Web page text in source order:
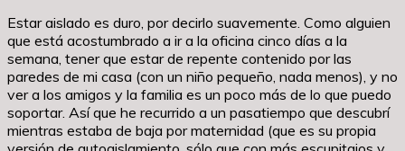
Estar aislado es duro, por decirlo suavemente. Como alguien
que está acostumbrado a ir a la oficina cinco días a la
semana, tener que estar de repente contenido por las
paredes de mi casa (con un niño pequeño, nada menos), y no
ver a los amigos y la familia es un poco más de lo que puedo
soportar. Así que he recurrido a un pasatiempo que descubrí
mientras estaba de baja por maternidad (que es su propia